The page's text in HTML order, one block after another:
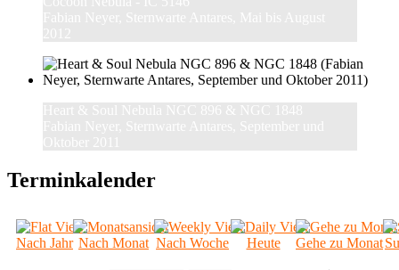
Terminkalender
Nach Jahr Nach Monat Nach Woche Heute Gehe zu Monat